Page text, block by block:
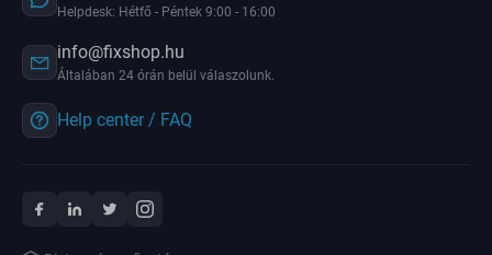
Helpdesk: Hétfő - Péntek 9:00 - 16:00
info@fixshop.hu
Általában 24 órán belül válaszolunk.
Help center / FAQ